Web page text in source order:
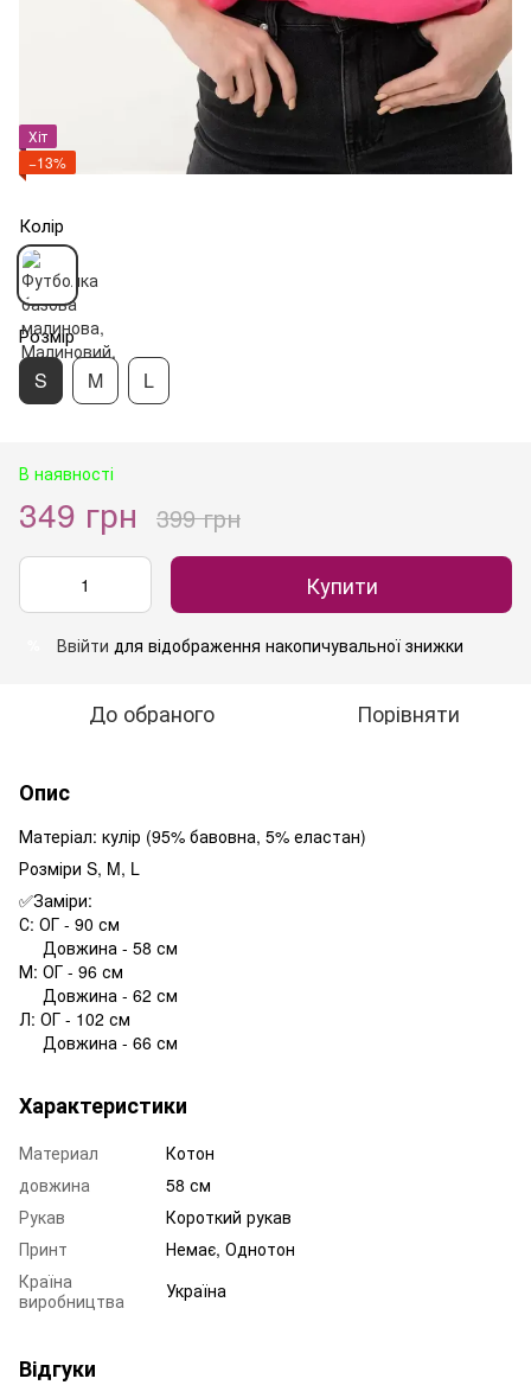
Хіт
−13%
Колір
Розмір
S M L
В наявності
349 грн 399 грн
Купити
Ввійти для відображення накопичувальної знижки
До обраного Порівняти
Опис
Матеріал: кулір (95% бавовна, 5% еластан)
Розміри S, M, L
✅Заміри:
С: ОГ - 90 см
Довжина - 58 см
М: ОГ - 96 см
Довжина - 62 см
Л: ОГ - 102 см
Довжина - 66 см
Характеристики
Материал
Котон
довжина
58 см
Рукав
Короткий рукав
Принт
Немає, Однотон
Країна
виробництва
Україна
Відгуки